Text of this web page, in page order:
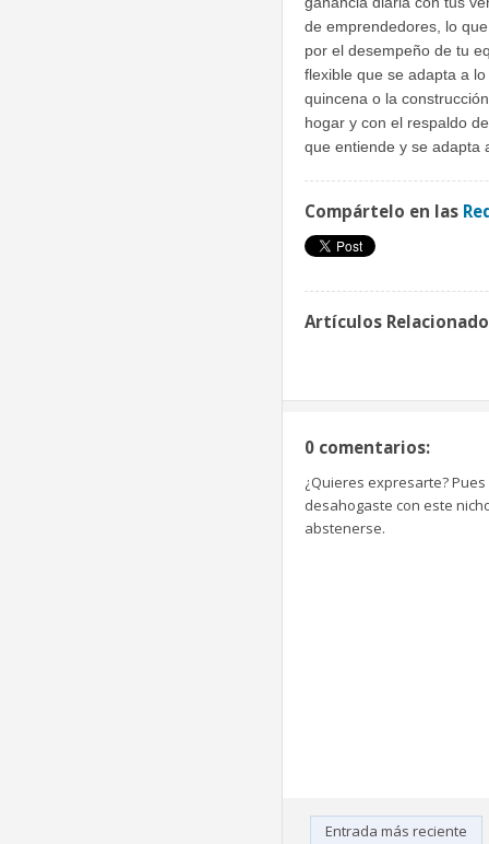
de emprendedores, lo
por el desempeño de tu
flexible que se adapta a
quincena o la
hogar y con el respaldo
que entiende y se adapta
Compártelo en las
Artículos
0 comentarios:
¿Quieres expresarte?
desahogaste con este
abstenerse.
Entrada más reciente